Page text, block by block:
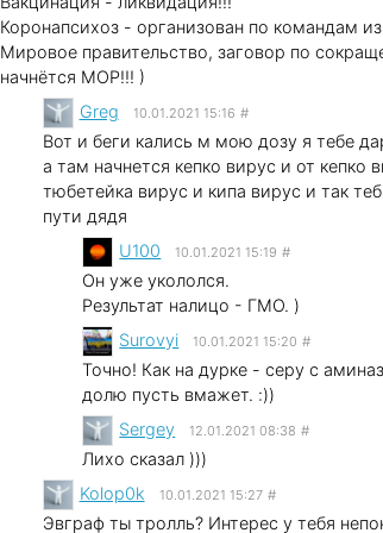
Коронапсихоз - организован по командам
Мировое правительство, заговор по
начнётся МОР!!! )
Greg 10.01.2021 15:16 #
Вот и беги кались м мою дозу я тебе
а там начнется кепко вирус и от
тюбетейка вирус и кипа вирус и так
пути дядя
U100 10.01.2021 15:19 #
Он уже укололся.
Результат налицо - ГМО. )
Surovyi 10.01.2021 15:20 #
Точно! Как на дурке - серу с
долю пусть вмажет. :))
Sergey 12.01.2021 08:38 #
Лихо сказал )))
Kolop0k 10.01.2021 15:27 #
Эвграф ты тролль? Интерес у тебя